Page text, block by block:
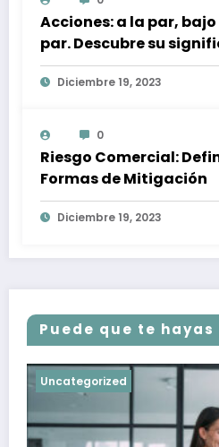
Acciones: a la par,
par. Descubre su
afectan a tu inversión
Diciembre 19, 2023
0
Riesgo Comercial:
Formas de Mitigación
Diciembre 19, 2023
Puede que te
Uncategorized